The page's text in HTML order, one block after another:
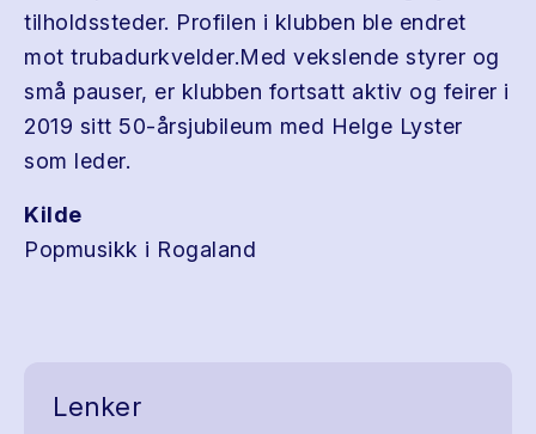
tilholdssteder. Profilen i klubben ble endret
mot trubadurkvelder.Med vekslende styrer og
små pauser, er klubben fortsatt aktiv og feirer i
2019 sitt 50-årsjubileum med Helge Lyster
som leder.
Kilde
Popmusikk i Rogaland
Lenker